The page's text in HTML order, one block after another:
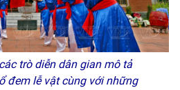
trò diễn dân gian mô tả
đem lễ vật cùng với những